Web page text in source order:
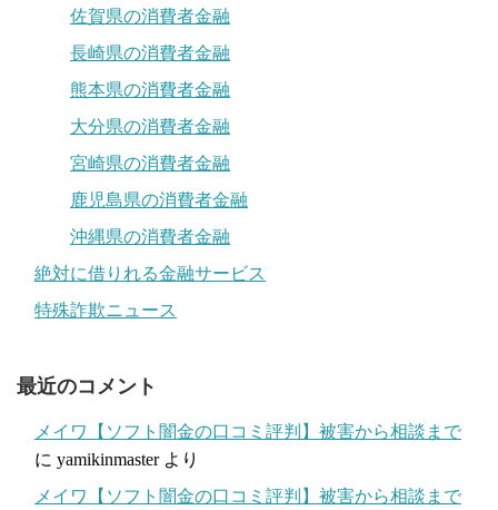
佐賀県の消費者金融
長崎県の消費者金融
熊本県の消費者金融
大分県の消費者金融
宮崎県の消費者金融
鹿児島県の消費者金融
沖縄県の消費者金融
絶対に借りれる金融サービス
特殊詐欺ニュース
最近のコメント
メイワ【ソフト闇金の口コミ評判】被害から相談まで
に yamikinmasterより
メイワ【ソフト闇金の口コミ評判】被害から相談まで